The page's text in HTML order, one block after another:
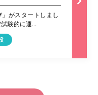
がスタートしまし
験的に運...